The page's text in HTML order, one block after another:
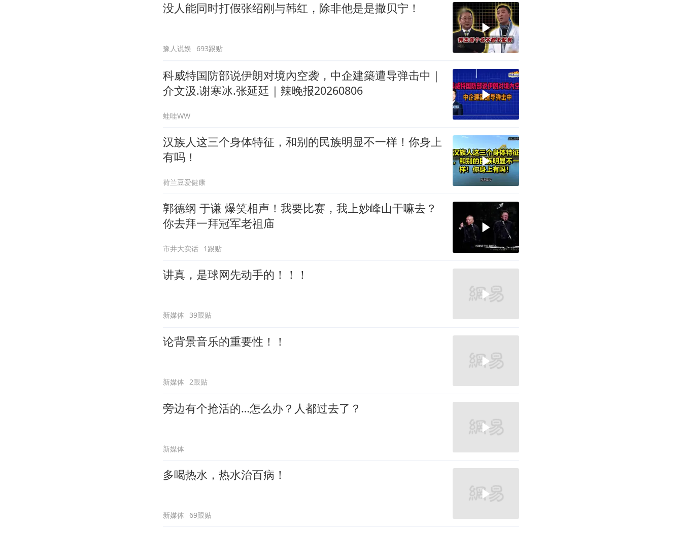
没人能同时打假张绍刚与韩红，除非他是是撒贝宁！
豫人说娱 693跟贴
科威特国防部说伊朗对境內空袭，中企建築遭导弹击中｜
介文汲.谢寒冰.张延廷｜辣晚报20260806
蛙哇WW
汉族人这三个身体特征，和别的民族明显不一样！你身上
有吗！
荷兰豆爱健康
郭德纲 于谦 爆笑相声！我要比赛，我上妙峰山干嘛去？
你去拜一拜冠军老祖庙
市井大实话 1跟贴
讲真，是球网先动手的！！！
新媒体 39跟贴
论背景音乐的重要性！！
新媒体 2跟贴
旁边有个抢活的…怎么办？人都过去了？
新媒体
多喝热水，热水治百病！
新媒体 69跟贴